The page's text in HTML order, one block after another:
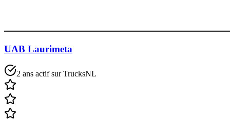
UAB Laurimeta
2 ans actif sur TrucksNL